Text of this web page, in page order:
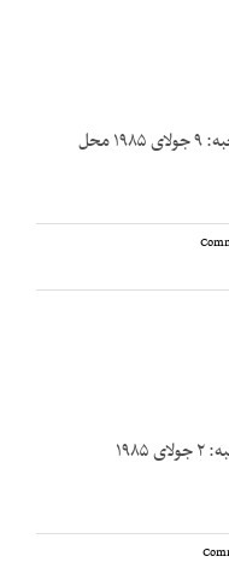
روایت‌کننده: آقای محمد یگانه تاریخ مصاحبه: ۹ جولای ۱۹۸۵ محل
روایت‌کننده: آقای خسرو اقبال تاریخ مصاحبه: ۲ جولای ۱۹۸۵